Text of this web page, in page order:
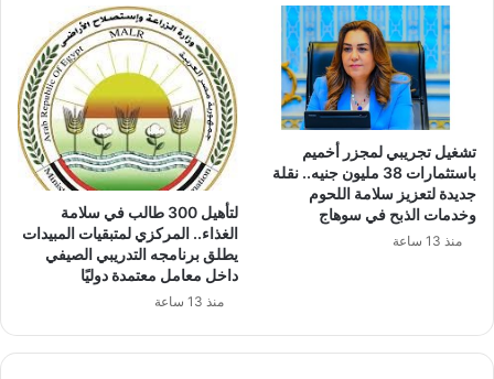
تشغيل تجريبي لمجزر أخميم
باستثمارات 38 مليون جنيه.. نقلة
جديدة لتعزيز سلامة اللحوم
وخدمات الذبح في سوهاج
منذ 13 ساعة
لتأهيل 300 طالب في سلامة
الغذاء.. المركزي لمتبقيات المبيدات
يطلق برنامجه التدريبي الصيفي
داخل معامل معتمدة دوليًا
منذ 13 ساعة